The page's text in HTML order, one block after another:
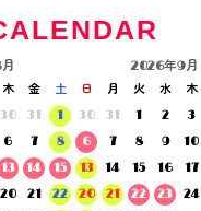
木 金
土
30 31
1
6 7
8
13 14
15
20 21
22
2026年9月
日 月 火 水 木
30
31 1 2 3
6
7 8 9 10
13
14 15 16 17
20
21 22 23 24